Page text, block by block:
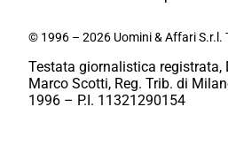
© 1996 – 2026 Uomini & Affari
Testata giornalistica registrata,
Marco Scotti, Reg. Trib. di
1996 – P.I. 11321290154